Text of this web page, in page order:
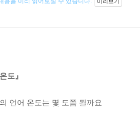
도』
언어 온도는 몇 도쯤 될까요